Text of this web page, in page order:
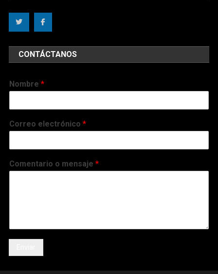
CONTÁCTANOS
Nombre*
Correo electrónico*
Comentario o mensaje*